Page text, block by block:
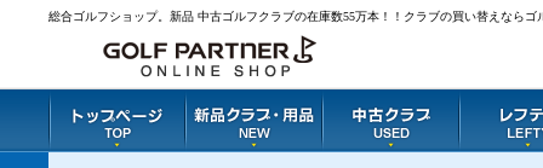
総合ゴルフショップ。新品 中古ゴルフクラブの在庫数55万本！！クラブの買い替えなら